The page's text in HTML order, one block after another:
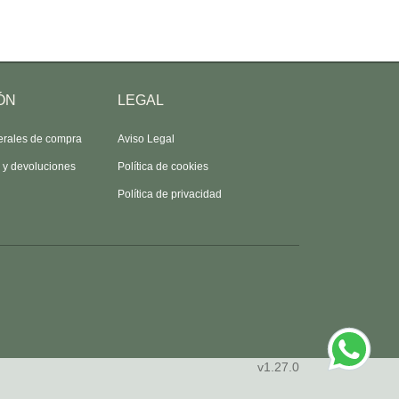
de compra
y devoluciones
LEGAL
Aviso Legal
Política de cookies
Política de privacidad
v1.27.0